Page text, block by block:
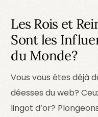
Les Rois et
Sont les
du Monde?
Vous vous êtes déjà
déesses du web?
lingot d’or?